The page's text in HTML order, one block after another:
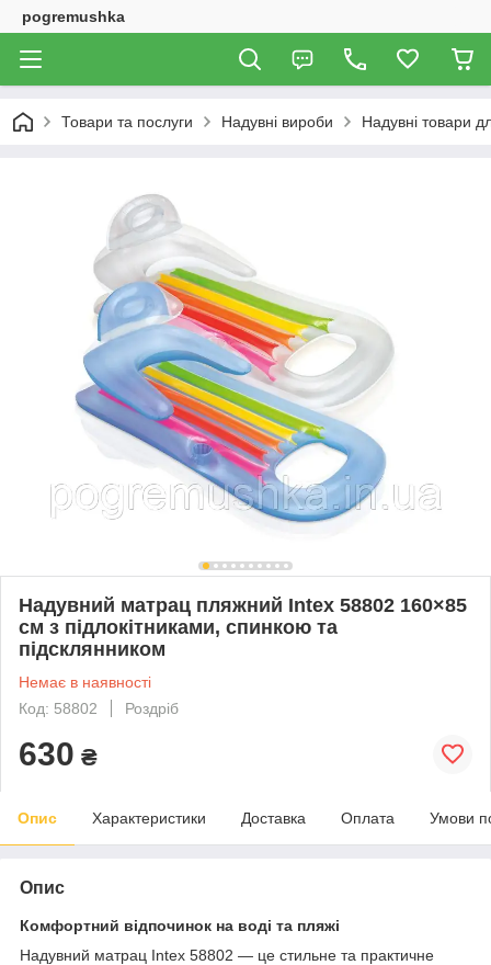
pogremushka
Товари та послуги Надувні вироби Надувні товари
Надувний матрац пляжний Intex 58802 160×85
см з підлокітниками, спинкою та
підсклянником
Немає в наявності
Код: 58802
Роздріб
630 ₴
Опис Характеристики Доставка Оплата Умови
Опис
Комфортний відпочинок на воді та пляжі
Надувний матрац Intex 58802 — це стильне та практичне